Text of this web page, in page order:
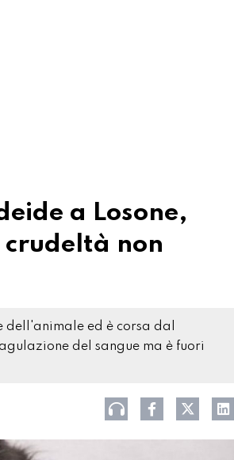
a Losone,
non
dell'animale ed è corsa dal
del sangue ma è fuori